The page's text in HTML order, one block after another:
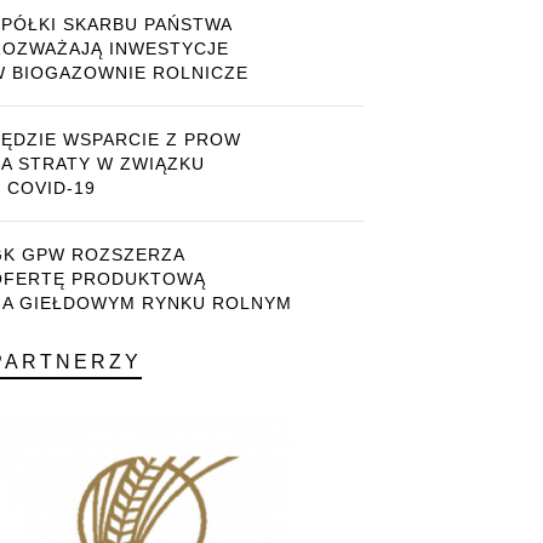
SKARBU PAŃSTWA
INWESTYCJE
BIOGAZOWNIE ROLNICZE
WSPARCIE Z PROW
STRATY W ZWIĄZKU
COVID-19
GPW ROZSZERZA
PRODUKTOWĄ
GIEŁDOWYM RYNKU ROLNYM